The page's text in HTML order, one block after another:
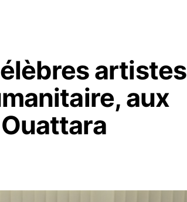
artistes
aux